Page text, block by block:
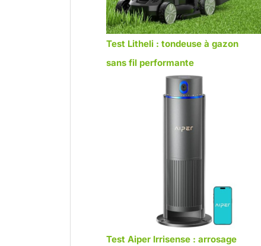
Test Litheli : tondeuse à gazon
sans fil performante
Test Aiper Irrisense : arrosage